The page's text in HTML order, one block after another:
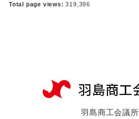
Total page views:319,396
羽島商工会議所